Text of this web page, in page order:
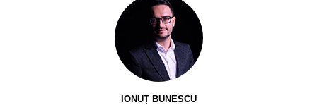
IONUȚ BUNESCU